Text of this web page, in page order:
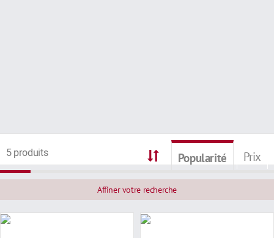
5 produits Popularité Prix
Affiner votre recherche